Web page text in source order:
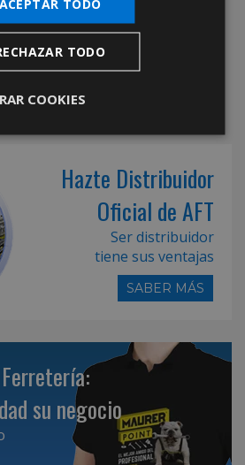
Hazte Distribuidor
Oficial de AFT
Ser distribuidor
tiene sus ventajas
SABER MÁS
su negocio
TODO
COOKIES